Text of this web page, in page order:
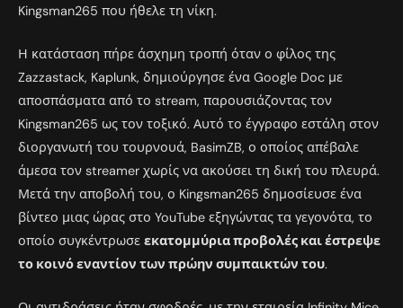
Kingsman265 που ήθελε τη νίκη.
Η κατάσταση πήρε άσχημη τροπή όταν ο φίλος της
Zazzastack, Kaplunk, δημιούργησε ένα Google Doc με
αποσπάσματα από το stream, παρουσιάζοντας τον
Kingsman265 ως τον τοξικό. Αυτό το έγγραφο εστάλη στον
διοργανωτή του τουρνουά, BasimZB, ο οποίος απέβαλε
άμεσα τον streamer χωρίς να ακούσει τη δική του πλευρά.
Μετά την αποβολή του, ο Kingsman265 δημοσίευσε ένα
βίντεο μιας ώρας στο YouTube εξηγώντας τα γεγονότα, το
οποίο συγκέντρωσε εκατομμύρια προβολές και έστρεψε
το κοινό εναντίον των πρώην συμπαικτών του.